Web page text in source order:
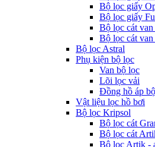
Bộ lọc giấy
Bộ lọc giấy
Bộ lọc cát
Bộ lọc cát
Bộ lọc Astral
Phụ kiện bộ lọc
Van bộ lọc
Lõi lọc vải
Đồng hồ áp
Vật liệu lọc hồ bơi
Bộ lọc Kripsol
Bộ lọc cát
Bộ lọc cát
Bộ lọc Artik -